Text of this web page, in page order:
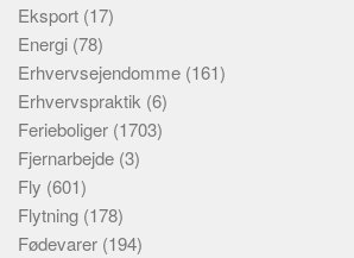
Eksport (17)
Energi (78)
Erhvervsejendomme (161)
Erhvervspraktik (6)
Ferieboliger (1703)
Fjernarbejde (3)
Fly (601)
Flytning (178)
Fødevarer (194)